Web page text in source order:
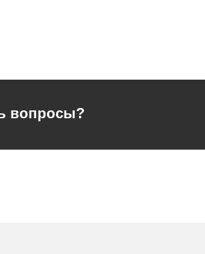
вопросы?